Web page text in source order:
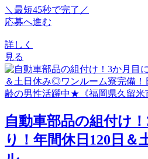
＼最短45秒で完了／
応募へ進む
詳しく
見る
自動車部品の組付け
り！年間休日120日